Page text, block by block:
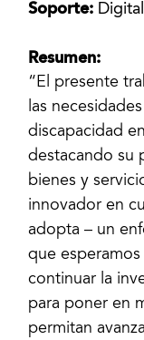
Soporte: Digital
Resumen:
“El presente
las
discapacidad
destacando su
bienes y
innovador en
adopta – un
que
continuar la
para poner en
permitan